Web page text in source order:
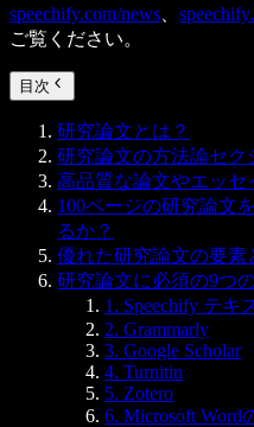
speechify.com/news
ご覧ください。
目次
研究論文とは？
研究論文の方法論セク
高品質な論文やエッセ
100ページの研究論文
るか？
優れた研究論文の要素
研究論文に必須の9つ
1. Speechify テキ
2. Grammarly
3. Google Scholar
4. Turnitin
5. Zotero
6. Microsoft Word